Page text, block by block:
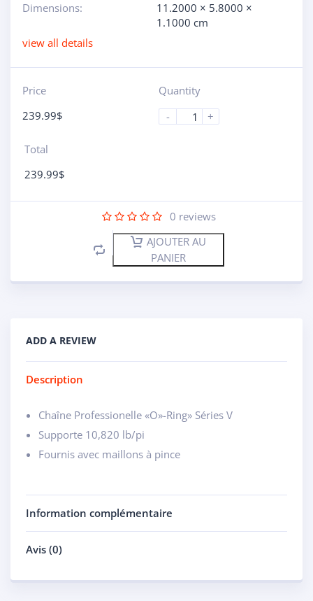
Dimensions:
11.2000 × 5.8000 ×
1.1000 cm
view all details
Price
239.99$
Quantity
-
+
Total
239.99$
0 reviews
AJOUTER AU
PANIER
ADD A REVIEW
Description
Chaîne Professionelle «O»-Ring» Séries V
Supporte 10,820 lb/pi
Fournis avec maillons à pince
Information complémentaire
Avis (0)